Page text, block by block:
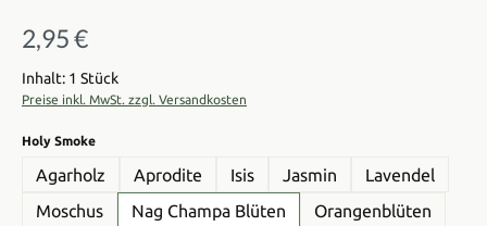
Regulärer Preis:
2,95 €
Inhalt: 1 Stück
Preise inkl. MwSt. zzgl. Versandkosten
Holy Smokeauswählen
Agarholz Aprodite Isis Jasmin
Lavendel
Moschus
Nag Champa Blüten
Orangenblüten